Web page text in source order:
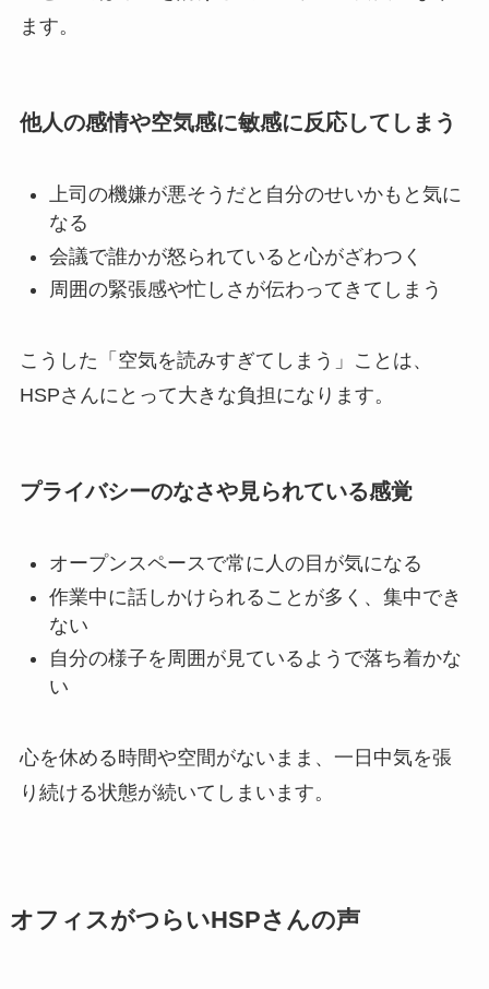
ます。
他人の感情や空気感に敏感に反応してしまう
上司の機嫌が悪そうだと自分のせいかもと気に
なる
会議で誰かが怒られていると心がざわつく
周囲の緊張感や忙しさが伝わってきてしまう
こうした「空気を読みすぎてしまう」ことは、
HSPさんにとって大きな負担になります。
プライバシーのなさや見られている感覚
オープンスペースで常に人の目が気になる
作業中に話しかけられることが多く、集中でき
ない
自分の様子を周囲が見ているようで落ち着かな
い
心を休める時間や空間がないまま、一日中気を張
り続ける状態が続いてしまいます。
オフィスがつらいHSPさんの声